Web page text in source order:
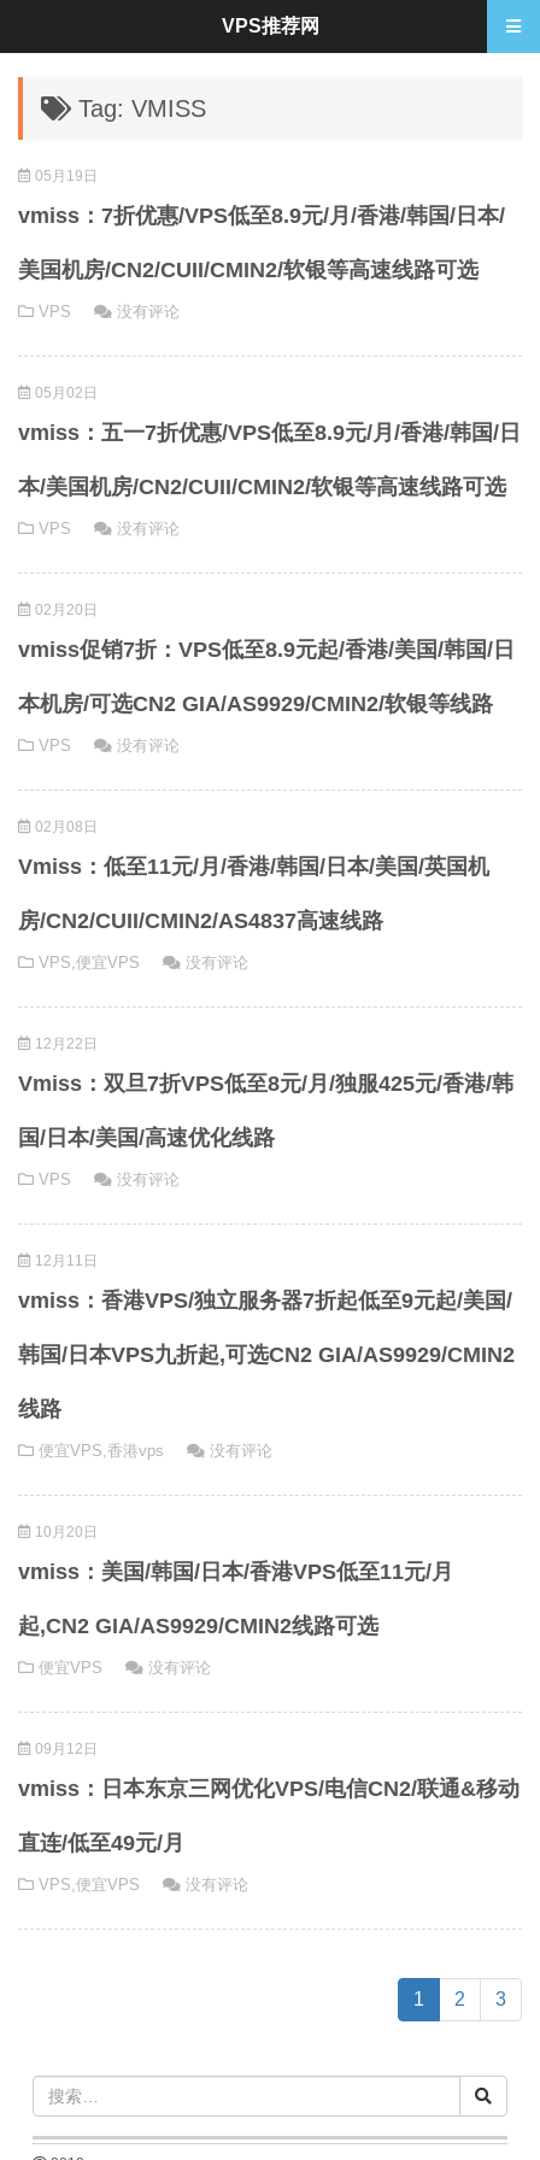
Tag: VMISS
05月19日
vmiss：7折优惠/VPS低至8.9元/月/香港/韩国/日本/
美国机房/CN2/CUII/CMIN2/软银等高速线路可选
VPS 没有评论
05月02日
vmiss：五一7折优惠/VPS低至8.9元/月/香港/韩国/日
本/美国机房/CN2/CUII/CMIN2/软银等高速线路可选
VPS 没有评论
02月20日
vmiss促销7折：VPS低至8.9元起/香港/美国/韩国/日
本机房/可选CN2 GIA/AS9929/CMIN2/软银等线路
VPS 没有评论
02月08日
Vmiss：低至11元/月/香港/韩国/日本/美国/英国机
房/CN2/CUII/CMIN2/AS4837高速线路
VPS,便宜VPS 没有评论
12月22日
Vmiss：双旦7折VPS低至8元/月/独服425元/香港/韩
国/日本/美国/高速优化线路
VPS 没有评论
12月11日
vmiss：香港VPS/独立服务器7折起低至9元起/美国/
韩国/日本VPS九折起,可选CN2 GIA/AS9929/CMIN2
线路
便宜VPS,香港vps 没有评论
10月20日
vmiss：美国/韩国/日本/香港VPS低至11元/月
起,CN2 GIA/AS9929/CMIN2线路可选
便宜VPS 没有评论
09月12日
vmiss：日本东京三网优化VPS/电信CN2/联通&移动
直连/低至49元/月
VPS,便宜VPS 没有评论
1 (current)
2 3
VPS推荐网